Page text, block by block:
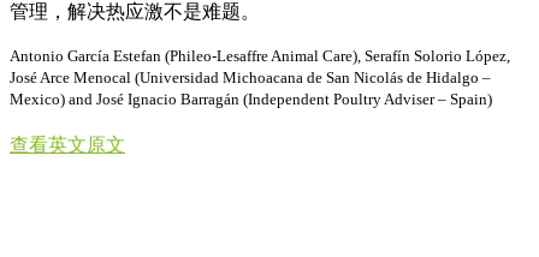
管理，解决热应激不是难题。
Antonio García Estefan (Phileo-Lesaffre Animal Care), Serafín Solorio López,
José Arce Menocal (Universidad Michoacana de San Nicolás de Hidalgo –
Mexico) and José Ignacio Barragán (Independent Poultry Adviser – Spain)
查看英文原文